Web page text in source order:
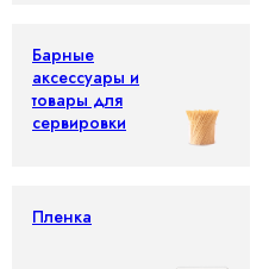
Барные
аксессуары и
товары для
сервировки
Пленка